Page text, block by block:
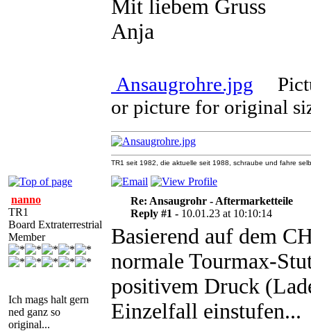
Mit liebem Gruss
Anja
Ansaugrohre.jpg
or picture for original
TR1 seit 1982, die aktuelle seit 1988, schraube und fahre
nanno
TR1
Board Extraterrestrial
Member
Ich mags halt gern
ned ganz so
original...
Re: Ansaugrohr - Aftermarketteile
Reply #1 - 10.01.23 at 10:10:14
Basierend auf dem
normale Tourmax-
positivem Druck
Einzelfall einstufen...